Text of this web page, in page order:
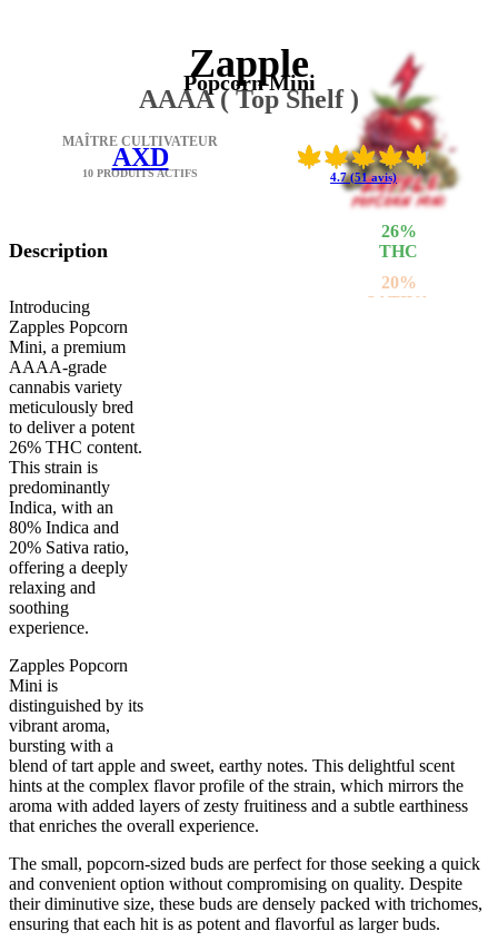
26%
THC
20%
SATIVA
Zapple
Popcorn Mini
AAAA ( Top Shelf )
4.7 (51 avis)
MAÎTRE CULTIVATEUR
AXD
10 PRODUITS ACTIFS
Description
Introducing
Zapples Popcorn
Mini, a premium
AAAA-grade
cannabis variety
meticulously bred
to deliver a potent
26% THC content.
This strain is
predominantly
Indica, with an
80% Indica and
20% Sativa ratio,
offering a deeply
relaxing and
soothing
experience.
Zapples Popcorn
Mini is
distinguished by its
vibrant aroma,
bursting with a
blend of tart apple and sweet, earthy notes. This delightful scent
hints at the complex flavor profile of the strain, which mirrors the
aroma with added layers of zesty fruitiness and a subtle earthiness
that enriches the overall experience.
The small, popcorn-sized buds are perfect for those seeking a quick
and convenient option without compromising on quality. Despite
their diminutive size, these buds are densely packed with trichomes,
ensuring that each hit is as potent and flavorful as larger buds.